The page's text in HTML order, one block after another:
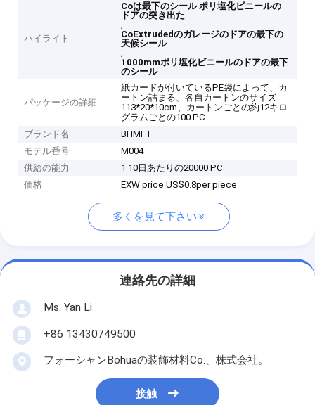
ハイライト
Coは最下のシール ポリ塩化ビニールの
ドアの突き出た
,
CoExtrudedのガレージのドアの最下の
天候シール
,
1000mmポリ塩化ビニールのドアの最下
のシール
パッケージの詳細
紙カードが付いているPE袋によって、カ
ートン詰まる、各自カートンのサイズ
113*20*10cm、カートンごとの約12キロ
グラムごとの100 PC
ブランド名
BHMFT
モデル番号
M004
供給の能力
1 10日あたりの20000 PC
価格
EXW price US$0.8per piece
多くを見て下さい
連絡先の詳細
Ms. Yan Li
+86 13430749500
フォーシャンBohuaの装飾材料Co.、株式会社。
接触